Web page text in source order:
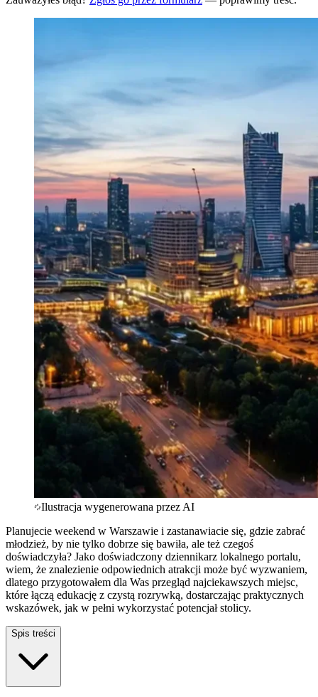
Ilustracja wygenerowana przez AI
Planujecie weekend w Warszawie i zastanawiacie się, gdzie zabrać
młodzież, by nie tylko dobrze się bawiła, ale też czegoś
doświadczyła? Jako doświadczony dziennikarz lokalnego portalu,
wiem, że znalezienie odpowiednich atrakcji może być wyzwaniem,
dlatego przygotowałem dla Was przegląd najciekawszych miejsc,
które łączą edukację z czystą rozrywką, dostarczając praktycznych
wskazówek, jak w pełni wykorzystać potencjał stolicy.
Spis treści